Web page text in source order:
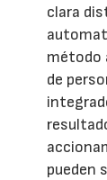
clara
método
de
pueden